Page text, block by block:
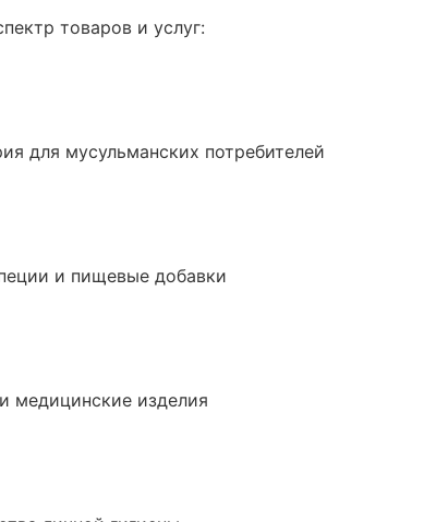
товаров и услуг:
для мусульманских потребителей
и пищевые добавки
медицинские изделия